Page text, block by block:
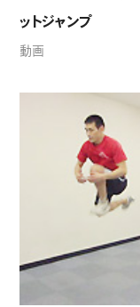
ットジャンプ
動画